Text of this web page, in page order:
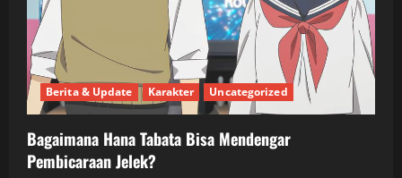
Berita & Update Karakter Uncategorized
Bagaimana Hana Tabata Bisa Mendengar
Pembicaraan Jelek?